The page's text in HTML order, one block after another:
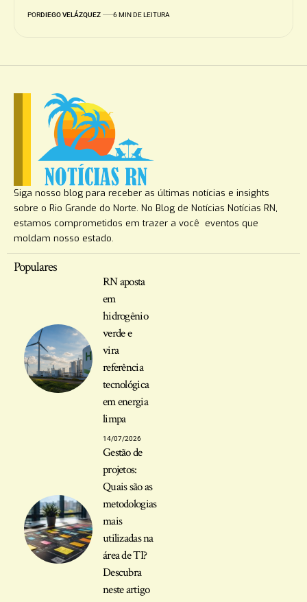
PORDIEGO VELÁZQUEZ 6 MIN DE LEITURA
Siga nosso blog para receber as últimas notícias e insights
sobre o Rio Grande do Norte. No Blog de Notícias Notícias RN,
estamos comprometidos em trazer a você eventos que
moldam nosso estado.
Populares
RN aposta
em
hidrogênio
verde e
vira
referência
tecnológica
em energia
limpa
14/07/2026
Gestão de
projetos:
Quais são as
metodologias
mais
utilizadas na
área de TI?
Descubra
neste artigo